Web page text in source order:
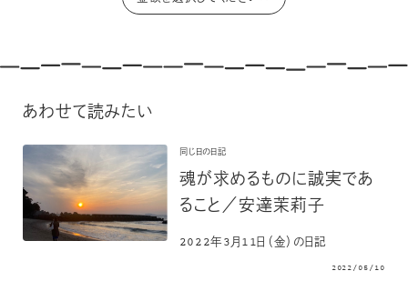
あわせて読みたい
同じ日の日記
魂が求めるものに誠実であ
ること／安達茉莉子
2022年3月11日（金）の日記
2022/05/10